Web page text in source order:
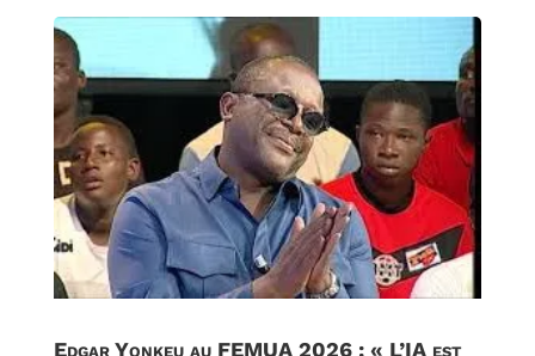
Edgar Yonkeu au FEMUA 2026 : « L’IA est